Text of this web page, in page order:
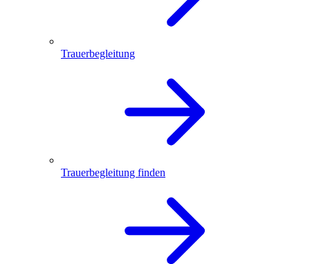
Trauerbegleitung
Trauerbegleitung finden